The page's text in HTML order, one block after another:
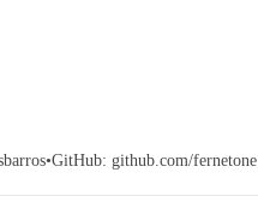
•GitHub: github.com/fernetone